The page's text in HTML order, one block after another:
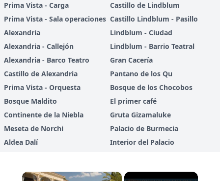
Prima Vista - Carga
Prima Vista - Sala operaciones
Alexandria
Alexandria - Callejón
Alexandria - Barco Teatro
Castillo de Alexandria
Prima Vista - Orquesta
Bosque Maldito
Continente de la Niebla
Meseta de Norchi
Aldea Dalí
Castillo de Lindblum
Castillo Lindblum - Pasillo
Lindblum - Ciudad
Lindblum - Barrio Teatral
Gran Cacería
Pantano de los Qu
Bosque de los Chocobos
El primer café
Gruta Gizamaluke
Palacio de Burmecia
Interior del Palacio
×